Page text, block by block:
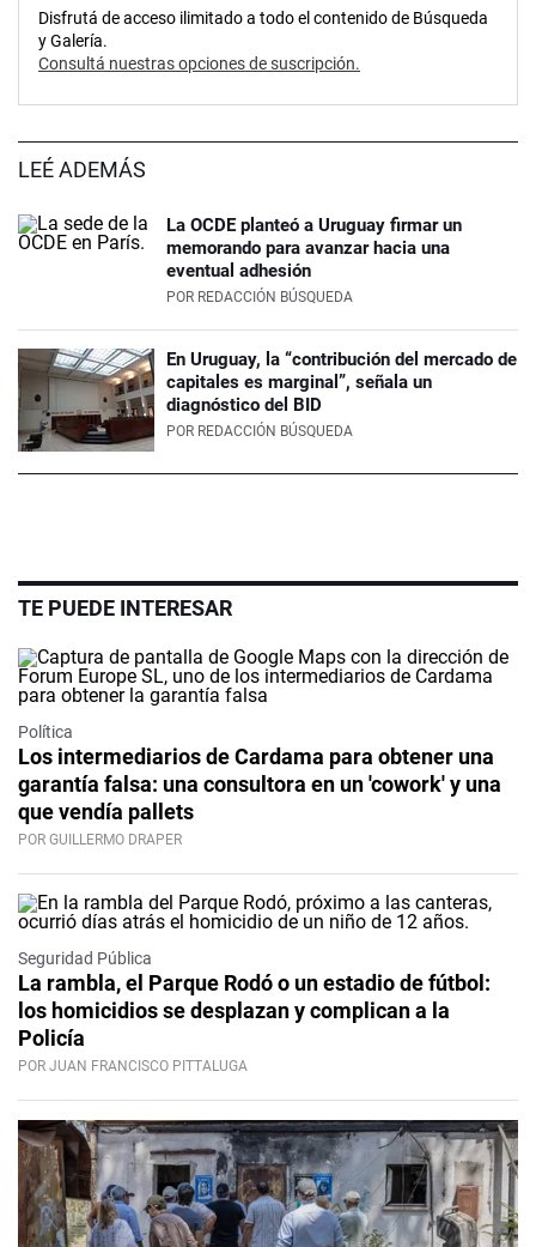
Disfrutá de acceso ilimitado a todo el contenido de Búsqueda
y Galería.
Consultá nuestras opciones de suscripción.
LEÉ ADEMÁS
La OCDE planteó a Uruguay firmar un
memorando para avanzar hacia una
eventual adhesión
POR REDACCIÓN BÚSQUEDA
En Uruguay, la “contribución del mercado de
capitales es marginal”, señala un
diagnóstico del BID
POR REDACCIÓN BÚSQUEDA
TE PUEDE INTERESAR
Política
Los intermediarios de Cardama para obtener una
garantía falsa: una consultora en un 'cowork' y una
que vendía pallets
POR GUILLERMO DRAPER
Seguridad Pública
La rambla, el Parque Rodó o un estadio de fútbol:
los homicidios se desplazan y complican a la
Policía
POR JUAN FRANCISCO PITTALUGA